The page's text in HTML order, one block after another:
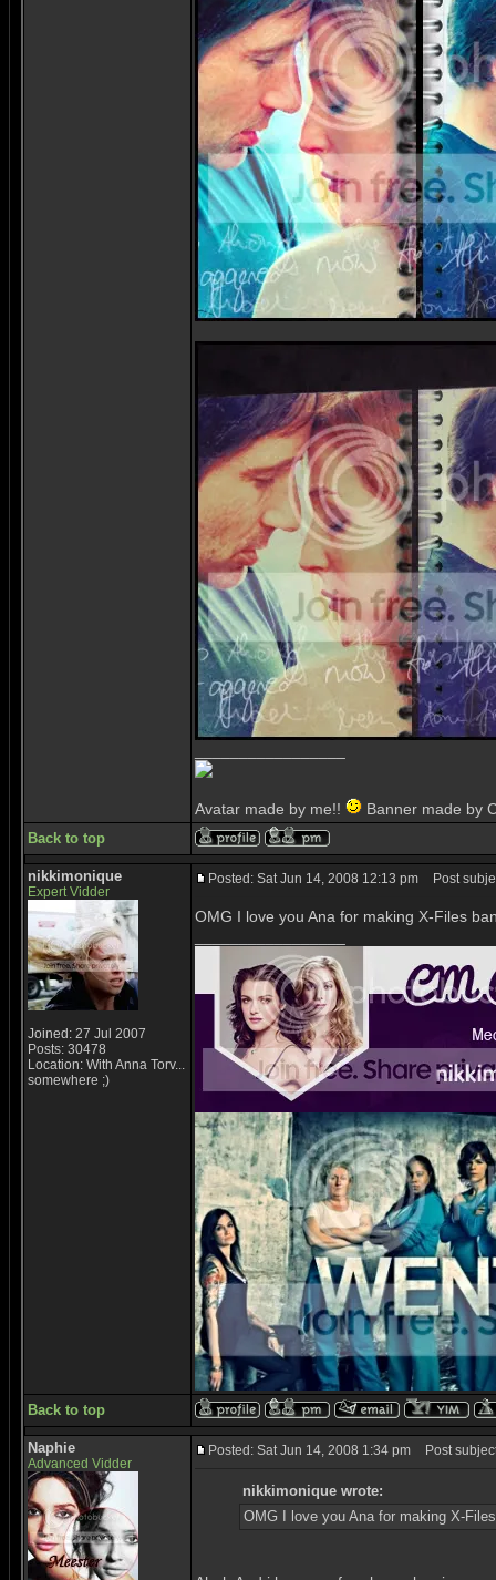
Avatar made by me!! Banner made by
Back to top
nikkimonique
Expert Vidder
Joined: 27 Jul 2007
Posts: 30478
Location: With Anna Torv...
somewhere ;)
Posted: Sat Jun 14, 2008 12:13 pm Post
OMG I love you Ana for making X-Files
Back to top
Naphie
Advanced Vidder
Posted: Sat Jun 14, 2008 1:34 pm Post
nikkimonique wrote:
OMG I love you Ana for making X-